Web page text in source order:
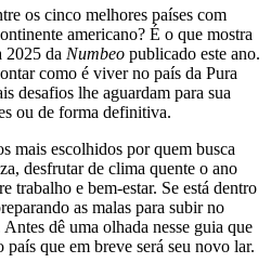
os cinco melhores países com
americano? É o que mostra
2025 da Numbeo publicado este ano.
como é viver no país da Pura
desafios lhe aguardam para sua
ou de forma definitiva.
mais escolhidos por quem busca
desfrutar de clima quente o ano
trabalho e bem-estar. Se está dentro
as malas para subir no
dê uma olhada nesse guia que
que em breve será seu novo lar.